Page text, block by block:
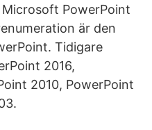
PowerPoint
är den
Tidigare
2016,
2010, PowerPoint